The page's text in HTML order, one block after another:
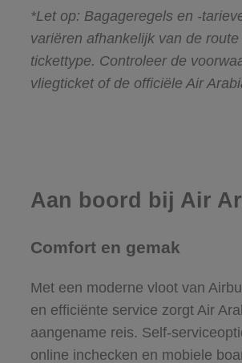
*Let op: Bagageregels en -
variëren afhankelijk van de
tickettype. Controleer de
vliegticket of de officiële Air
Aan boord bij Air
Comfort en gemak
Met een moderne vloot van
en efficiënte service zorgt Air
aangename reis. Self-
online inchecken en mobiele